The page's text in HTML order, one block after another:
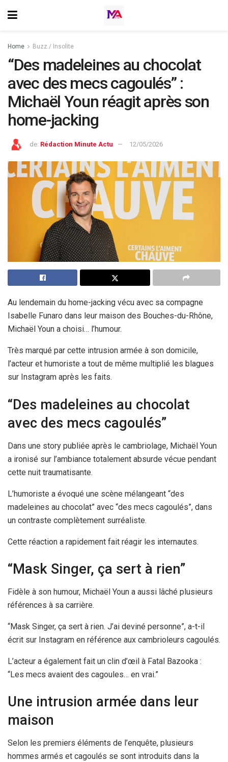
Home Buzz / Insolite
“Des madeleines au chocolat
avec des mecs cagoulés” :
Michaël Youn réagit après son
home-jacking
de: Rédaction Minute Actu 12/05/2026
Au lendemain du home-jacking vécu avec sa compagne
Isabelle Funaro dans leur maison des Bouches-du-Rhône,
Michaël Youn a choisi… l’humour.
Très marqué par cette intrusion armée à son domicile,
l’acteur et humoriste a tout de même multiplié les blagues
sur Instagram après les faits.
“Des madeleines au chocolat
avec des mecs cagoulés”
Dans une story publiée après le cambriolage, Michaël Youn
a ironisé sur l’ambiance totalement absurde vécue pendant
cette nuit traumatisante.
L’humoriste a évoqué une scène mélangeant “des
madeleines au chocolat” avec “des mecs cagoulés”, dans
un contraste complètement surréaliste.
Cette réaction a rapidement fait réagir les internautes.
“Mask Singer, ça sert à rien”
Fidèle à son humour, Michaël Youn a aussi lâché plusieurs
références à sa carrière.
“Mask Singer, ça sert à rien. J’ai deviné personne”, a-t-il
écrit sur Instagram en référence aux cambrioleurs cagoulés.
L’acteur a également fait un clin d’œil à Fatal Bazooka :
“Les mecs avaient des cagoules… en vrai.”
Une intrusion armée dans leur
maison
Selon les premiers éléments de l’enquête, plusieurs
hommes armés et cagoulés se sont introduits dans la